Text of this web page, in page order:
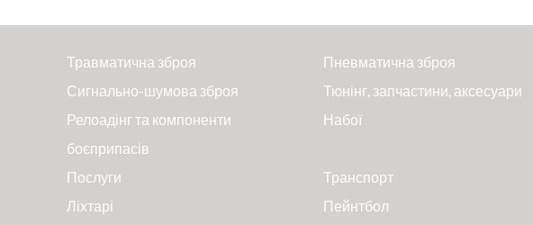
Травматична зброя Пневматична зброя
Сигнально-шумова зброя Тюнінг, запчастини, аксесуари
Релоадінг та компоненти
боєприпасів
Набої
Послуги Транспорт
Ліхтарі Пейнтбол